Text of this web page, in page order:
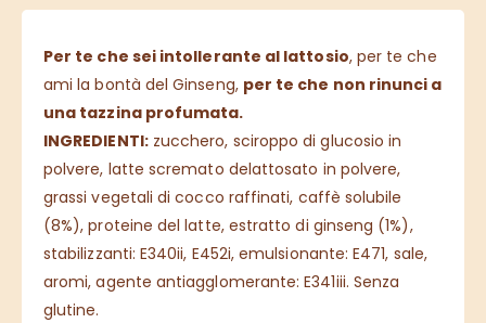
Per te che sei intollerante al lattosio, per te che
ami la bontà del Ginseng, per te che non rinunci a
una tazzina profumata.
INGREDIENTI:zucchero, sciroppo di glucosio in
polvere, latte scremato delattosato in polvere,
grassi vegetali di cocco raffinati, caffè solubile
(8%), proteine del latte, estratto di ginseng (1%),
stabilizzanti: E340ii, E452i, emulsionante: E471, sale,
aromi, agente antiagglomerante: E341iii. Senza
glutine.